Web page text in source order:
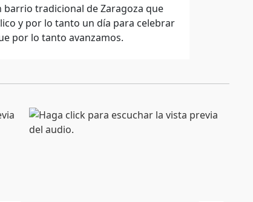
tradicional de Zaragoza que
y por lo tanto un día para celebrar
por lo tanto avanzamos.